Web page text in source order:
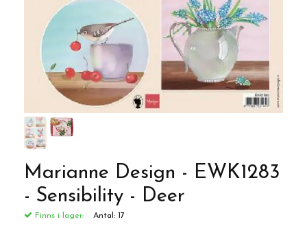
Marianne Design - EWK1283
- Sensibility - Deer
Finns i lager: Antal: 17